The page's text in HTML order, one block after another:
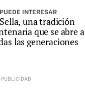
INTERESAR
una tradición
que se abre a
las generaciones